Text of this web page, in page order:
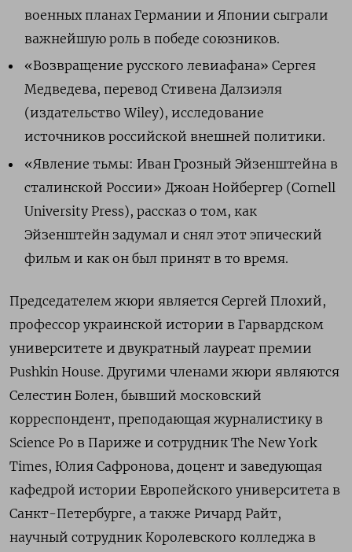
военных планах Германии и Японии сыграли
важнейшую роль в победе союзников.
«Возвращение русского левиафана» Сергея
Медведева, перевод Стивена Далзиэля
(издательство Wiley), исследование
источников российской внешней политики.
«Явление тьмы: Иван Грозный Эйзенштейна в
сталинской России» Джоан Нойбергер (Cornell
University Press), рассказ о том, как
Эйзенштейн задумал и снял этот эпический
фильм и как он был принят в то время.
Председателем жюри является Сергей Плохий,
профессор украинской истории в Гарвардском
университете и двукратный лауреат премии
Pushkin House. Другими членами жюри являются
Селестин Болен, бывший московский
корреспондент, преподающая журналистику в
Science Po в Париже и сотрудник The New York
Times, Юлия Сафронова, доцент и заведующая
кафедрой истории Европейского университета в
Санкт-Петербурге, а также Ричард Райт,
научный сотрудник Королевского колледжа в